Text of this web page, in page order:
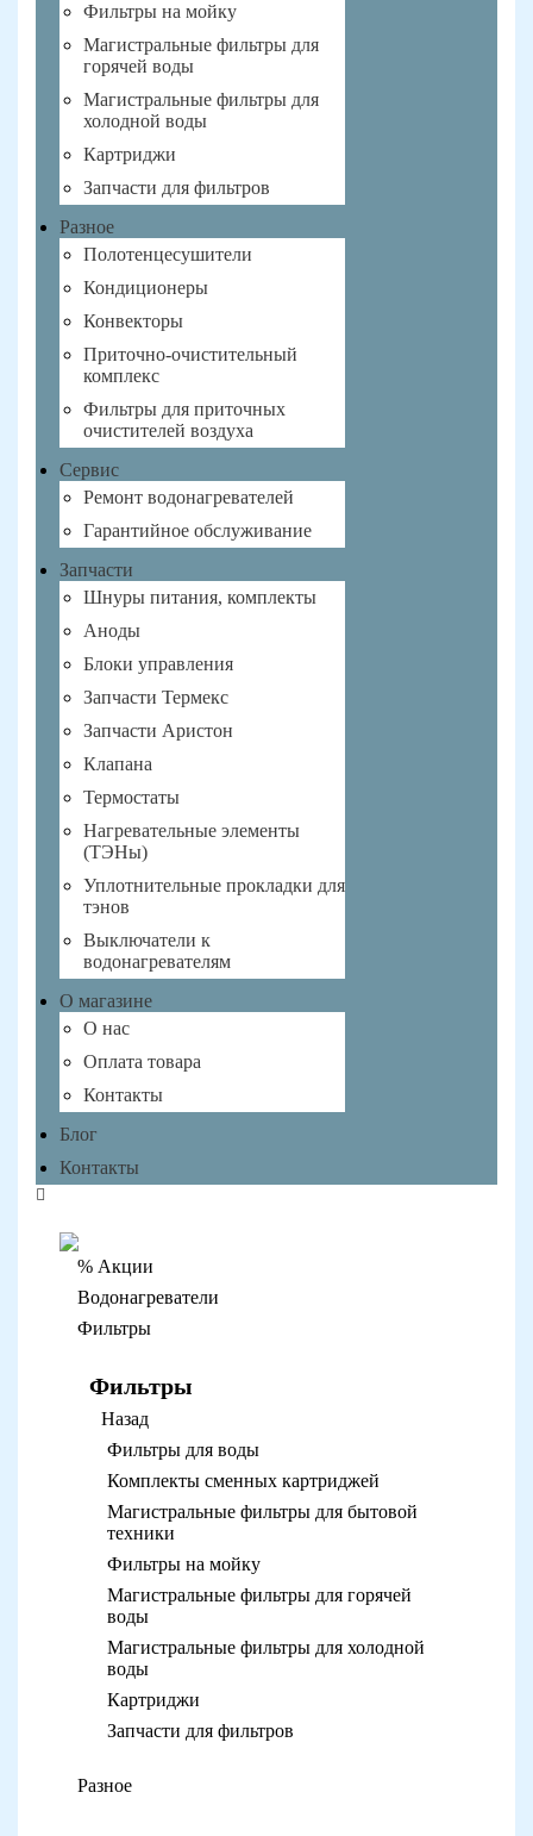
Фильтры на мойку
Магистральные фильтры для
горячей воды
Магистральные фильтры для
холодной воды
Картриджи
Запчасти для фильтров
Разное
Полотенцесушители
Кондиционеры
Конвекторы
Приточно-очистительный
комплекс
Фильтры для приточных
очистителей воздуха
Сервис
Ремонт водонагревателей
Гарантийное обслуживание
Запчасти
Шнуры питания, комплекты
Аноды
Блоки управления
Запчасти Термекс
Запчасти Аристон
Клапана
Термостаты
Нагревательные элементы
(ТЭНы)
Уплотнительные прокладки для
тэнов
Выключатели к
водонагревателям
О магазине
О нас
Оплата товара
Контакты
Блог
Контакты
% Акции
Водонагреватели
Фильтры
Фильтры
Назад
Фильтры для воды
Комплекты сменных картриджей
Магистральные фильтры для бытовой
техники
Фильтры на мойку
Магистральные фильтры для горячей
воды
Магистральные фильтры для холодной
воды
Картриджи
Запчасти для фильтров
Разное